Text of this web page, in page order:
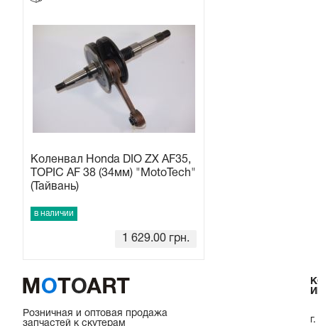
Коленвал Honda DIO ZX AF35,
TOPIC AF 38 (34мм) "MotoTech"
(Тайвань)
в наличии
1 629.00 грн.
Розничная и оптовая продажа
запчастей к скутерам